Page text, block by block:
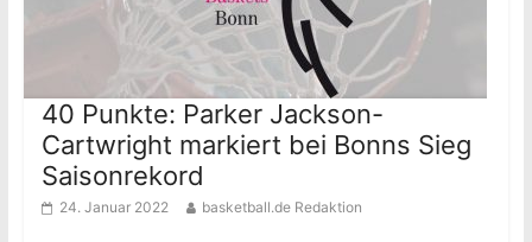
40 Punkte: Parker Jackson-
Cartwright markiert bei Bonns Sieg
Saisonrekord
24. Januar 2022 basketball.de Redaktion